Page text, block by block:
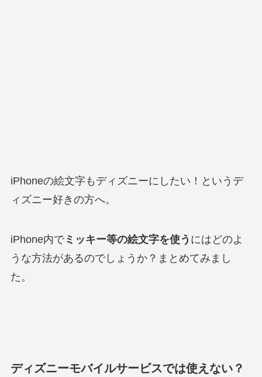
iPhoneの絵文字もディズニーにしたい！というデ
ィズニー好きの方へ。
iPhone内でミッキー等の絵文字を使う にはどのよ
うな方法があるのでしょうか？まとめてみまし
た。
ディズニーモバイルサービスでは使えない？